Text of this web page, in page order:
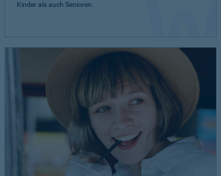
Kinder als auch Senioren.